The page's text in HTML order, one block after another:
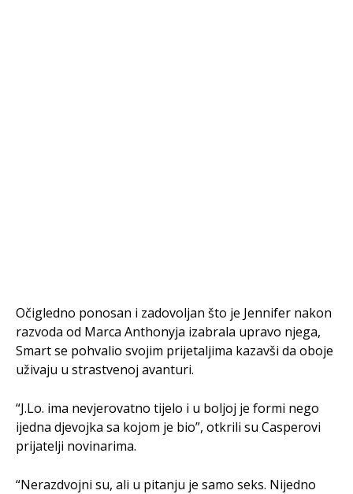
Očigledno ponosan i zadovoljan što je Jennifer nakon
razvoda od Marca Anthonyja izabrala upravo njega,
Smart se pohvalio svojim prijetaljima kazavši da oboje
uživaju u strastvenoj avanturi.
“J.Lo. ima nevjerovatno tijelo i u boljoj je formi nego
ijedna djevojka sa kojom je bio”, otkrili su Casperovi
prijatelji novinarima.
“Nerazdvojni su, ali u pitanju je samo seks. Nijedno